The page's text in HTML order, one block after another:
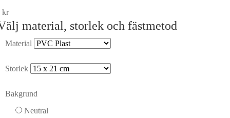
kr
material, storlek och fästmetod
Material
Storlek
Bakgrund
Neutral